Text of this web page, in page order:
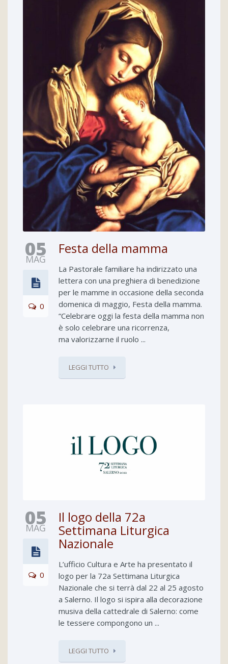
05
MAG
0
Festa della mamma
La Pastorale familiare ha indirizzato una
lettera con una preghiera di benedizione
per le mamme in occasione della seconda
domenica di maggio, Festa della mamma.
“Celebrare oggi la festa della mamma non
è solo celebrare una ricorrenza,
ma valorizzarne il ruolo ...
LEGGI TUTTO
05
MAG
0
Il logo della 72a
Settimana Liturgica
Nazionale
L’ufficio Cultura e Arte ha presentato il
logo per la 72a Settimana Liturgica
Nazionale che si terrà dal 22 al 25 agosto
a Salerno. Il logo si ispira alla decorazione
musiva della cattedrale di Salerno: come
le tessere compongono un ...
LEGGI TUTTO